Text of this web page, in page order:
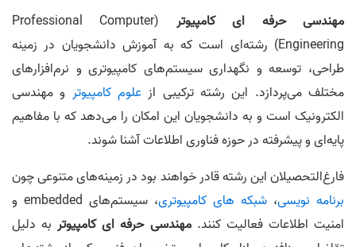
مهندسی حرفه ای کامپیوتر
(Professional Computer
Engineering) رشته‌ای است که به آموزش دانشجویان در زمینه
طراحی، توسعه و نگهداری سیستم‌های کامپیوتری و نرم‌افزارهای
مختلف می‌پردازد. این رشته ترکیبی از علوم کامپیوتر و مهندسی
الکترونیک است و به دانشجویان این امکان را می‌دهد که با مفاهیم
پایه‌ای و پیشرفته در حوزه فناوری اطلاعات آشنا شوند.
فارغ‌التحصیلان این رشته قادر خواهند بود در زمینه‌های متنوعی چون
برنامه نویسی، شبکه های کامپیوتری
، سیستم‌های embedded و
امنیت اطلاعات فعالیت کنند.مهندسی حرفه ای کامپیوتربه دلیل